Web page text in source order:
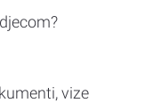
vize